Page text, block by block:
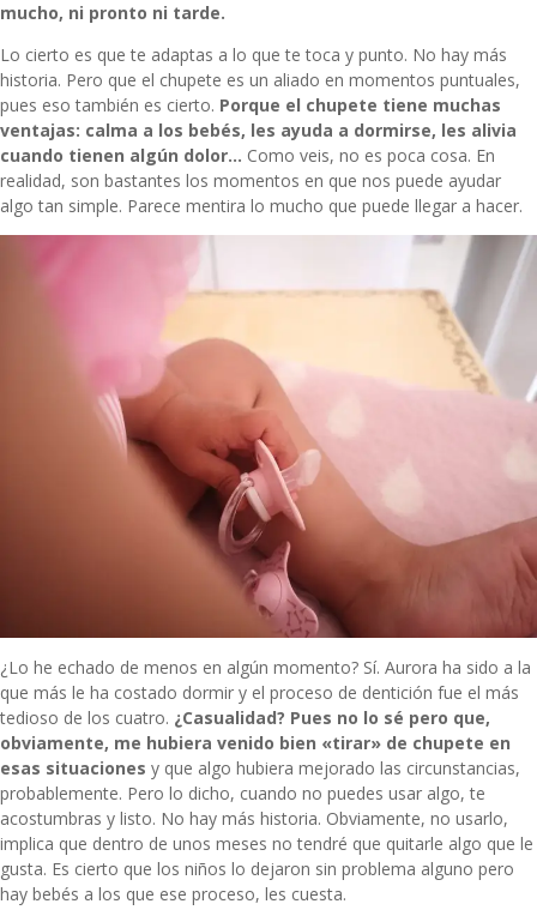
mucho, ni pronto ni tarde.
Lo cierto es que te adaptas a lo que te toca y punto. No hay más
historia. Pero que el chupete es un aliado en momentos puntuales,
pues eso también es cierto. Porque el chupete tiene muchas
ventajas: calma a los bebés, les ayuda a dormirse, les alivia
cuando tienen algún dolor… Como veis, no es poca cosa. En
realidad, son bastantes los momentos en que nos puede ayudar
algo tan simple. Parece mentira lo mucho que puede llegar a hacer.
¿Lo he echado de menos en algún momento? Sí. Aurora ha sido a la
que más le ha costado dormir y el proceso de dentición fue el más
tedioso de los cuatro. ¿Casualidad? Pues no lo sé pero que,
obviamente, me hubiera venido bien «tirar» de chupete en
esas situaciones y que algo hubiera mejorado las circunstancias,
probablemente. Pero lo dicho, cuando no puedes usar algo, te
acostumbras y listo. No hay más historia. Obviamente, no usarlo,
implica que dentro de unos meses no tendré que quitarle algo que le
gusta. Es cierto que los niños lo dejaron sin problema alguno pero
hay bebés a los que ese proceso, les cuesta.